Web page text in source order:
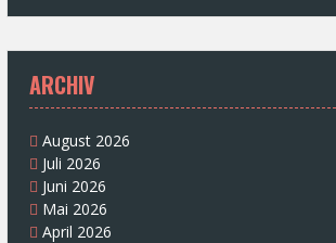
ARCHIV
August 2026
Juli 2026
Juni 2026
Mai 2026
April 2026